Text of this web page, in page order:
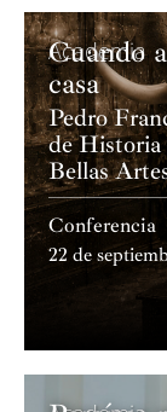
Academia
Cuando
casa
Pedro
de Historia
Bellas
Conferencia
22 de